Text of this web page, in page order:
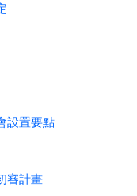
設置要點
審計畫